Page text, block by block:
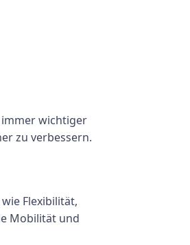
wichtiger
zu verbessern.
Flexibilität,
Mobilität und